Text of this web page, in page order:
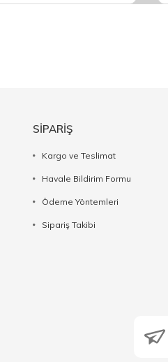
SİPARİŞ
Kargo ve Teslimat
Havale Bildirim Formu
Ödeme Yöntemleri
Sipariş Takibi